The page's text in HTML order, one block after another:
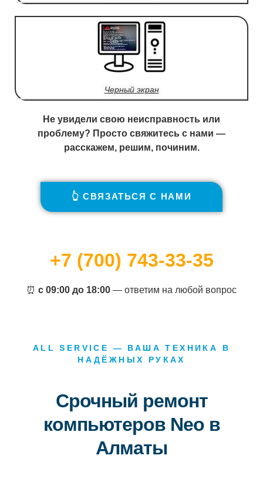
Черный экран
Не увидели свою неисправность или
проблему? Просто свяжитесь с нами —
расскажем, решим, починим.
👆 СВЯЗАТЬСЯ С НАМИ
+7 (700) 743-33-35
⏰ с 09:00 до 18:00 — ответим на любой вопрос
ALL SERVICE — ВАША ТЕХНИКА В
НАДЁЖНЫХ РУКАХ
Срочный ремонт
компьютеров Neo в
Алматы